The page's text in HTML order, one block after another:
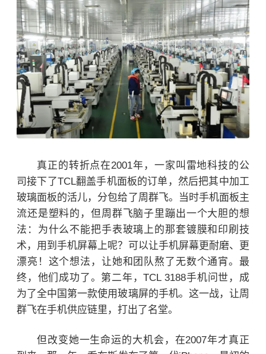
真正的转折点在2001年，一家叫雷地科技的公
司接下了TCL翻盖手机面板的订单，然后把其中加工
玻璃面板的活儿，分包给了周群飞。
当时手机面板主
流还是塑料的，但周群飞脑子里蹦出一个大胆的想
法：为什么不能把手表玻璃上的那套镀膜和印刷技
术，用到手机屏幕上呢？可以让手机屏幕更耐磨、更
漂亮！这个想法，让她和团队熬了无数个通宵。最
终，他们成功了。第二年，TCL 3188手机问世，成
为了全中国第一款使用玻璃屏的手机。这一战，让周
群飞在手机供应链里，打出了名堂。
但改变她一生命运的大机会，在2007年才真正